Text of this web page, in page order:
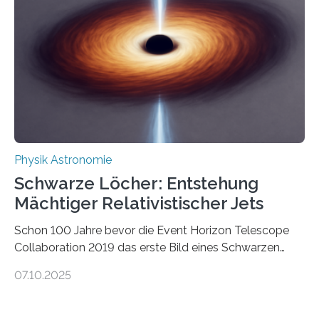
Wissenschaftsjournal Science Advances veröffentlichte
die Herleitung. (DOI: 10.1126/sciadv.adw8462)
Verbrennungsmotoren oder Dampfturbinen sind
Wärmekraftmaschinen: Sie wandeln thermische
Energie in mechanische Bewegung um – oder anders
ausgedrückt, Wärme in Bewegung. In
quantenmechanischen Experimenten ist es in den…
Physik Astronomie
Schwarze Löcher: Entstehung
Mächtiger Relativistischer Jets
Schon 100 Jahre bevor die Event Horizon Telescope
Collaboration 2019 das erste Bild eines Schwarzen
hatte der Astronom Heber Curtis einen seltsamen
07.10.2025